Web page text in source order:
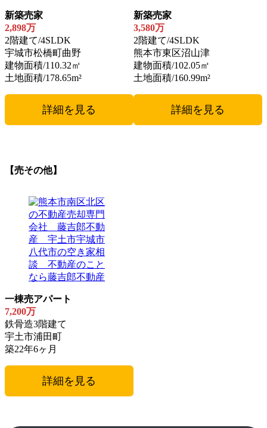
新築売家
2,898万
2階建て/4SLDK
宇城市松橋町曲野
建物面積/110.32㎡
土地面積/178.65m²
詳細を見る
新築売家
3,580万
2階建て/4SLDK
熊本市東区沼山津
建物面積/102.05㎡
土地面積/160.99m²
詳細を見る
【売その他】
一棟売アパート
7,200万
鉄骨造3階建て
宇土市浦田町
築22年6ヶ月
詳細を見る